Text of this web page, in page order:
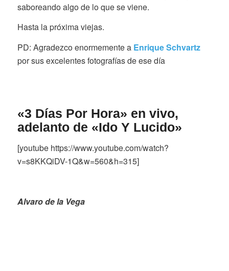
saboreando algo de lo que se viene.
Hasta la próxima viejas.
PD: Agradezco enormemente a Enrique Schvartz
por sus excelentes fotografías de ese día
«3 Días Por Hora» en vivo,
adelanto de «Ido Y Lucido»
[youtube https://www.youtube.com/watch?
v=s8KKQiDV-1Q&w=560&h=315]
Alvaro de la Vega